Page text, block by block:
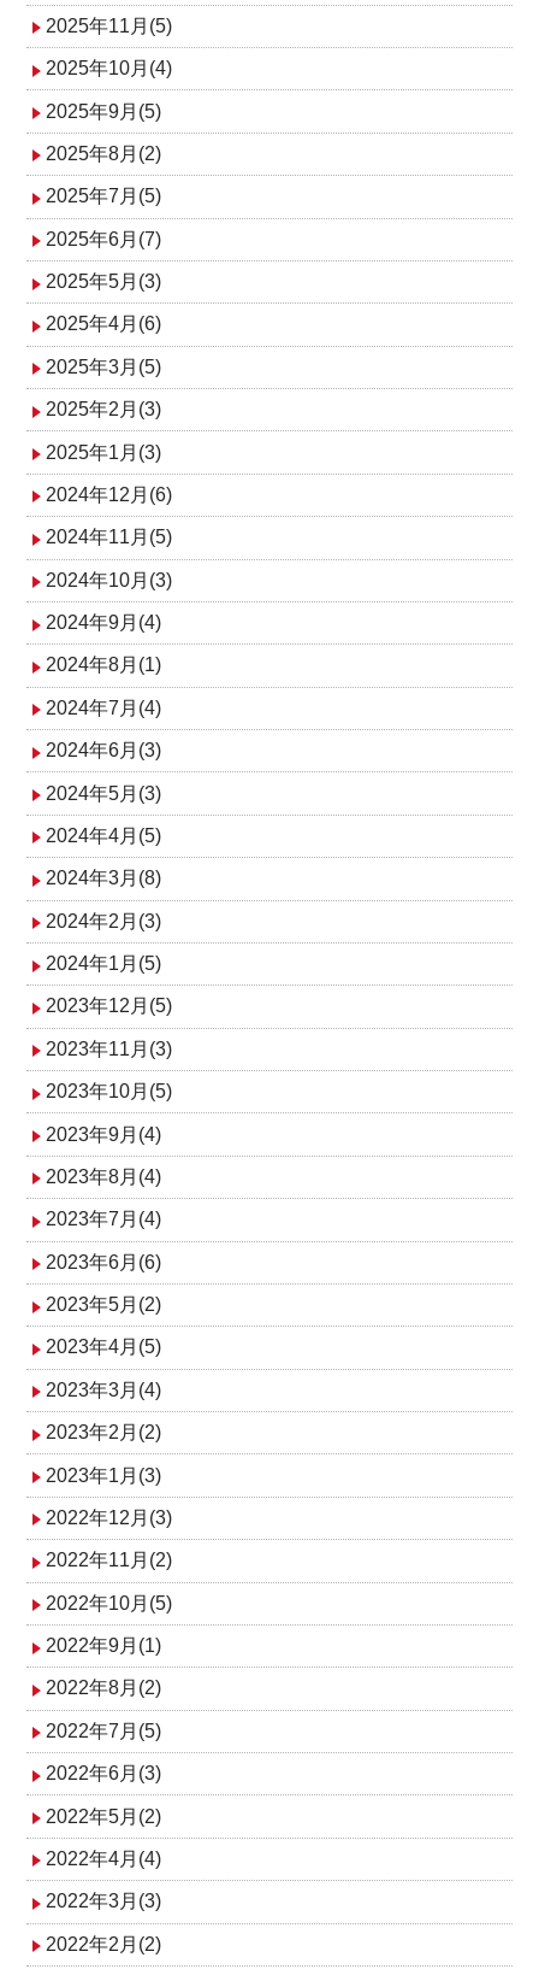
2025年11月(5)
2025年10月(4)
2025年9月(5)
2025年8月(2)
2025年7月(5)
2025年6月(7)
2025年5月(3)
2025年4月(6)
2025年3月(5)
2025年2月(3)
2025年1月(3)
2024年12月(6)
2024年11月(5)
2024年10月(3)
2024年9月(4)
2024年8月(1)
2024年7月(4)
2024年6月(3)
2024年5月(3)
2024年4月(5)
2024年3月(8)
2024年2月(3)
2024年1月(5)
2023年12月(5)
2023年11月(3)
2023年10月(5)
2023年9月(4)
2023年8月(4)
2023年7月(4)
2023年6月(6)
2023年5月(2)
2023年4月(5)
2023年3月(4)
2023年2月(2)
2023年1月(3)
2022年12月(3)
2022年11月(2)
2022年10月(5)
2022年9月(1)
2022年8月(2)
2022年7月(5)
2022年6月(3)
2022年5月(2)
2022年4月(4)
2022年3月(3)
2022年2月(2)